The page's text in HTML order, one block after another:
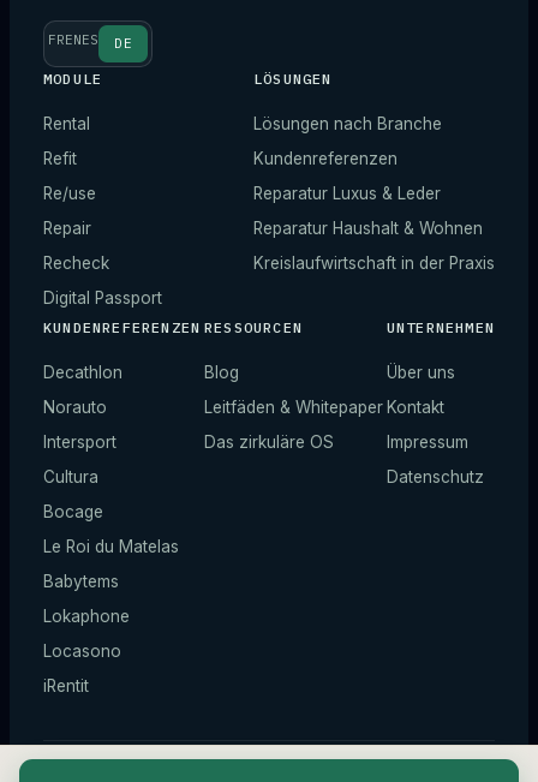
FRENES DE
MODULE
Rental
Refit
Re/use
Repair
Recheck
Digital Passport
LÖSUNGEN
Lösungen nach Branche
Kundenreferenzen
Reparatur Luxus & Leder
Reparatur Haushalt & Wohnen
Kreislaufwirtschaft in der Praxis
KUNDENREFERENZEN
Decathlon
Norauto
Intersport
Cultura
Bocage
Le Roi du Matelas
Babytems
Lokaphone
Locasono
iRentit
RESSOURCEN
Blog
Leitfäden & Whitepaper
Das zirkuläre OS
UNTERNEHMEN
Über uns
Kontakt
Impressum
Datenschutz